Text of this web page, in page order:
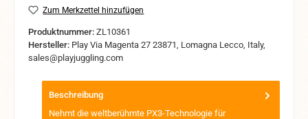
Zum Merkzettel hinzufügen
Produktnummer: ZL10361
Hersteller: Play Via Magenta 27 23871, Lomagna Lecco, Italy,
sales@playjuggling.com
Beschreibung
Nehmt die weltberühmte PX3-Technologie für